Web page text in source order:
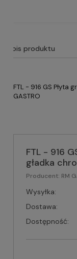
Opis produktu
FTL - 916 GS Płyta
GASTRO
FTL - 916
gładka
Producent: RM
Wysyłka:
Dostawa:
Dostępność: